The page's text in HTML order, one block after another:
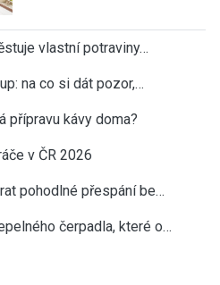
vlastní potraviny…
na co si dát pozor,…
přípravu kávy doma?
v ČR 2026
pohodlné přespání be…
čerpadla, které o…